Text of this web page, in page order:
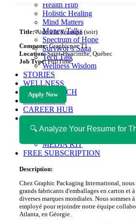
Health Hub
Holistic Healing
Mind Matters
Money Talks
Spectrum of Hope
Survivor’s Saga
Tech Talk
Wellness Wisdom
STORIES
WELLNESS
HEALTH TECH
MAGAZINE
CAREER HUB
ABOUT MAGAZICA
ABOUT MAGAZICA
VOLUNTEER WITH
MEDIA KIT
FREE SUBSCRIPTION
Title:Aide à la découpe (soir)
Company:Graphicpac T1
Location:Saint-Hyacinthe, Québec
Job Type:FullTime
Apply Now
🔍 Analyze Your Resume for
Description:
Chez Graphic Packaging International, nous
grands fabricants d'emballages en carton et
diverses marques mondiales. Nous sommes
employé pour rejoindre notre équipe
Atlanta, en Géorgie.